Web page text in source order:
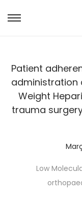
Patient
administration
Weight
trauma
Low